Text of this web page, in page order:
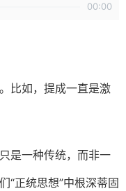
00:00
比如，提成一直是激
是一种传统，而非一
“正统思想”中根深蒂固